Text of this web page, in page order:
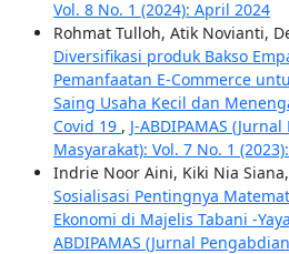
Vol. 8 No. 1 (2024): April 2024
Rohmat Tulloh, Atik Novianti,
Diversifikasi produk Bakso
Pemanfaatan E-Commerce
Saing Usaha Kecil dan
Covid 19 , J-ABDIPAMAS
Masyarakat): Vol. 7 No. 1
Indrie Noor Aini, Kiki Nia
Sosialisasi Pentingnya
Ekonomi di Majelis Tabani -
ABDIPAMAS (Jurnal